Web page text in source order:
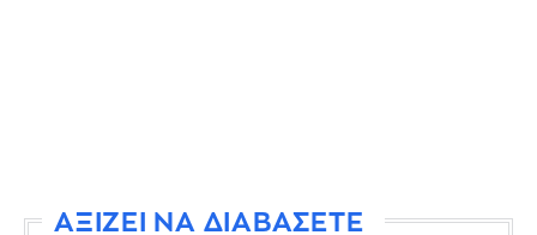
ΑΞΙΖΕΙ ΝΑ ΔΙΑΒΑΣΕΤΕ